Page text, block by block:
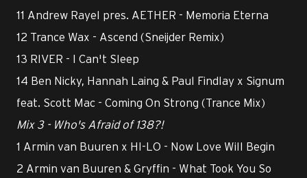
11 Andrew Rayel pres. AETHER - Memoria Eterna
12 Trance Wax - Ascend (Sneijder Remix)
13 RIVER - I Can't Sleep
14 Ben Nicky, Hannah Laing & Paul Findlay x Signum
feat. Scott Mac - Coming On Strong (Trance Mix)
Mix 3 - Who's Afraid of 138?!
1 Armin van Buuren x HI-LO - Now Love Will Begin
2 Armin van Buuren & Gryffin - What Took You So